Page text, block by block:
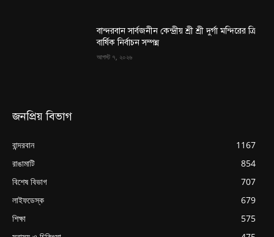
বান্দরবান সার্বজনীন কেন্দ্রীয় শ্রী শ্রী দুর্গা মন্দিরের ত্রি
বার্ষিক নির্বাচন সম্পন্ন
আগস্ট ৭, ২০২৬
জনপ্রিয় বিভাগ
বান্দরবান
1167
রাঙামাটি
854
বিশেষ বিভাগ
707
লাইফডেস্ক
679
শিক্ষা
575